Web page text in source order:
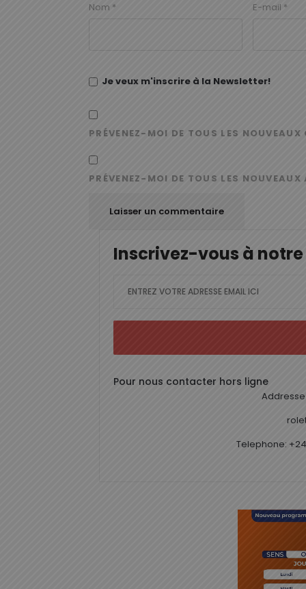
Nom * E-mail *
Je veux m'inscrire à la Newsletter!
PRÉVENEZ-MOI DE TOUS LES
PRÉVENEZ-MOI DE TOUS LES
Inscrivez-vous à
Pour nous contacter hors ligne
Telephone: